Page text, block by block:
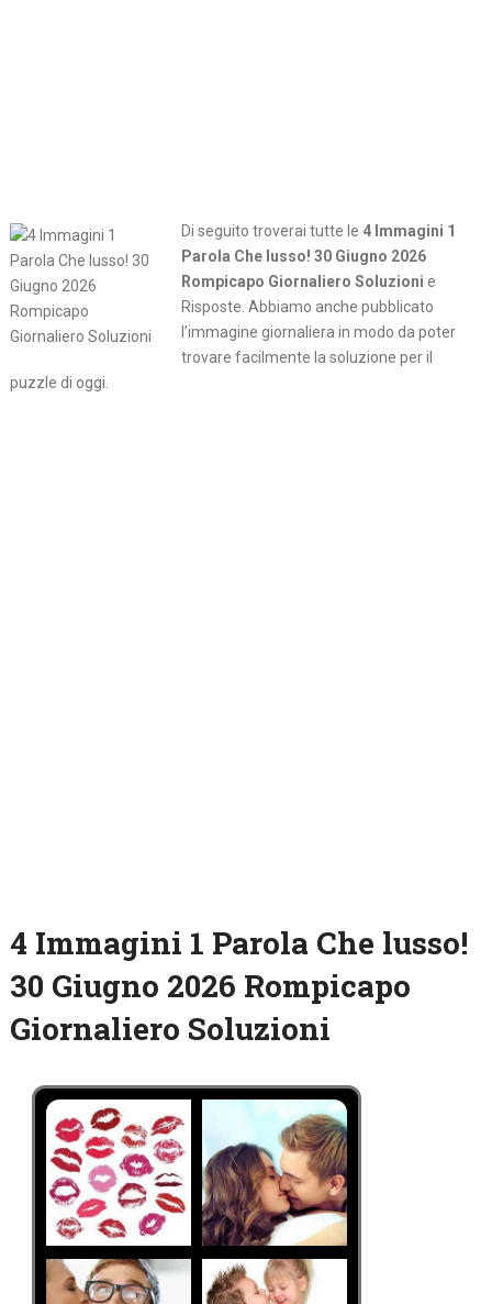
Di seguito troverai tutte le 4 Immagini 1
Parola Che lusso! 30 Giugno 2026
Rompicapo Giornaliero Soluzioni e
Risposte. Abbiamo anche pubblicato
l’immagine giornaliera in modo da poter
trovare facilmente la soluzione per il
puzzle di oggi.
4 Immagini 1 Parola Che lusso!
30 Giugno 2026 Rompicapo
Giornaliero Soluzioni